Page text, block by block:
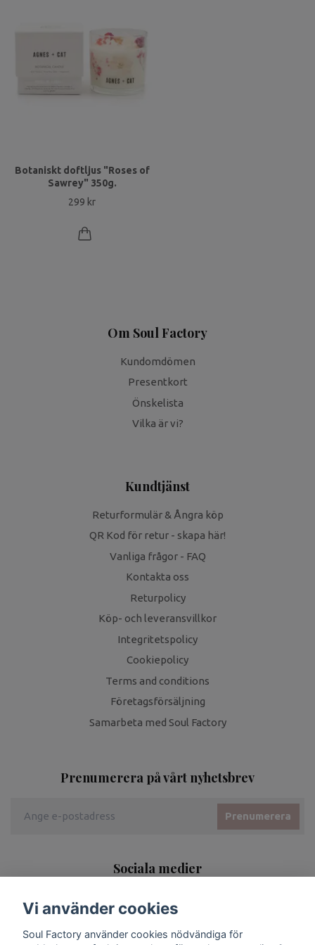
Botaniskt doftljus "Roses of
Sawrey" 350g.
299 kr
Om Soul Factory
Kundomdömen
Presentkort
Önskelista
Vilka är vi?
Kundtjänst
Returformulär & Ångra köp
QR Kod för retur - skapa här!
Vanliga frågor - FAQ
Kontakta oss
Returpolicy
Köp- och leveransvillkor
Integritetspolicy
Cookiepolicy
Terms and conditions
Företagsförsäljning
Samarbeta med Soul Factory
Prenumerera på vårt nyhetsbrev
Prenumerera
Sociala medier
Vi använder cookies
Soul Factory använder cookies nödvändiga för